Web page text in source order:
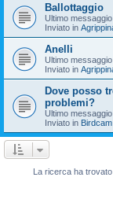
Ballottaggio
Ultimo
Inviato in
Anelli
Ultimo
Inviato in
Dove posso
problemi?
Ultimo
Inviato in
La ricerca ha